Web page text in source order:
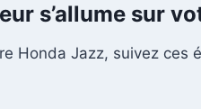
s’allume sur
Honda Jazz, suivez